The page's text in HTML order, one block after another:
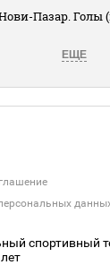
Пазар. Голы
ЕЩЕ
спортивный